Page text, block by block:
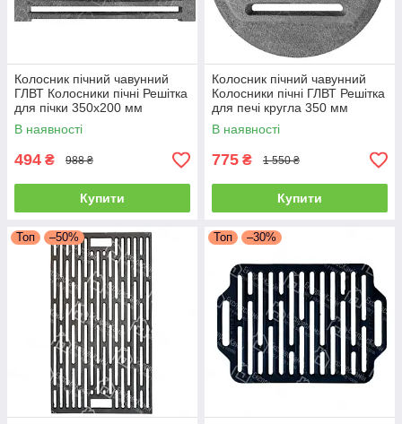
Колосник пічний чавунний
ГЛВТ Колосники пічні Решітка
для пічки 350х200 мм
Колосникові решітки
В наявності
494 ₴ 988 ₴
Купити
Колосник пічний чавунний
Колосники пічні ГЛВТ Решітка
для печі кругла 350 мм
Колосникові решітки
В наявності
775 ₴ 1 550 ₴
Купити
Топ –50% Топ –30%